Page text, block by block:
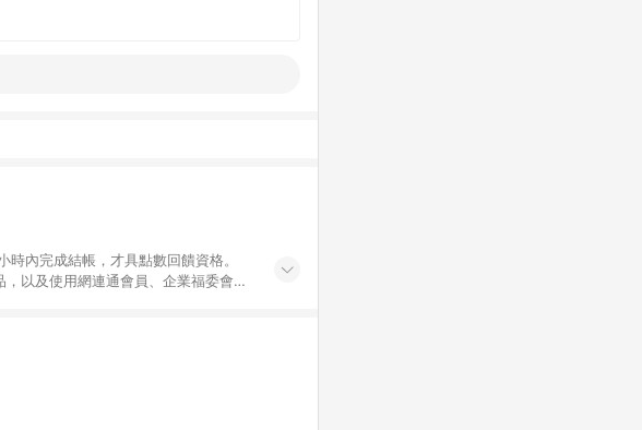
內完成結帳，才具點數回饋資格。
以及使用網連通會員、企業福委會員
，將無法獲得點數回饋。 5. 點數回
回饋無上限」)，以同一訂單中同一